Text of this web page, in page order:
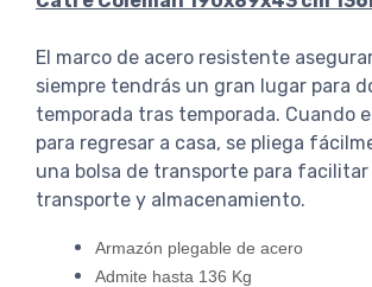
El marco de acero resistente
siempre tendrás un gran lugar para
temporada tras temporada. Cuando
para regresar a casa, se pliega
una bolsa de transporte para facilitar
transporte y almacenamiento.
Armazón plegable de acero
Admite hasta 136 Kg